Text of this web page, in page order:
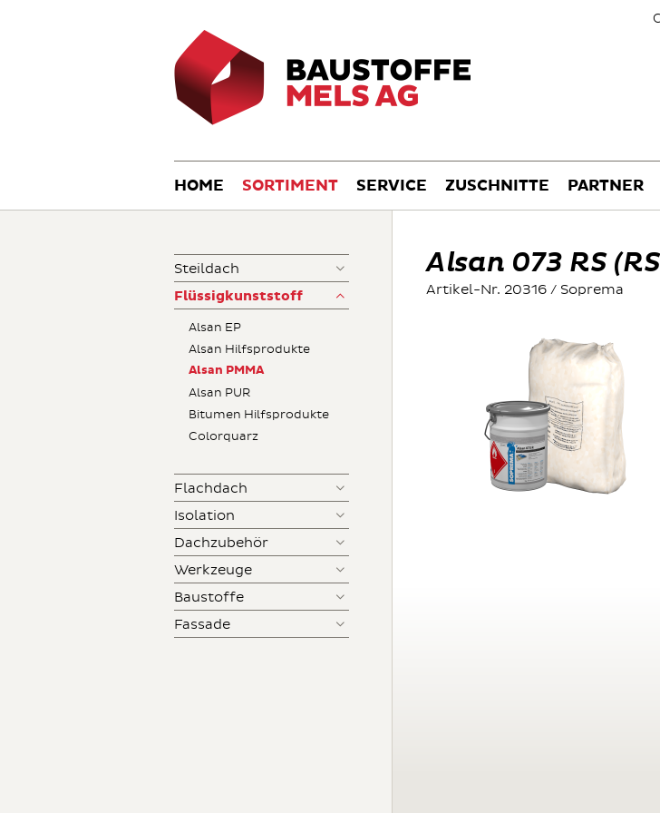
HOME SORTIMENT SERVICE ZUSCHNITTE PARTNER
Steildach
Flüssigkunststoff
Alsan EP
Alsan Hilfsprodukte
Alsan PMMA
Alsan PUR
Bitumen Hilfsprodukte
Colorquarz
Flachdach
Isolation
Dachzubehör
Werkzeuge
Baustoffe
Fassade
Alsan 073 RS
Artikel-Nr. 20316 / Soprema